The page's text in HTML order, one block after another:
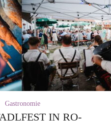
Gastronomie
IN RO-